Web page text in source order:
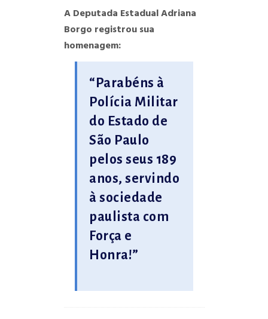
A Deputada Estadual Adriana
Borgo registrou sua
homenagem:
“Parabéns à
Polícia Militar
do Estado de
São Paulo
pelos seus 189
anos, servindo
à sociedade
paulista com
Força e
Honra!”